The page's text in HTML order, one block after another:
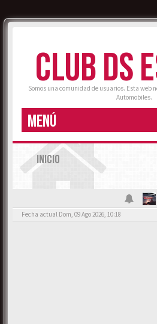
CLUB DS
Somos una comunidad de usuarios. Esta web
Automobiles.
MENÚ
INICIO
Fecha actual Dom, 09 Ago 2026, 10:18